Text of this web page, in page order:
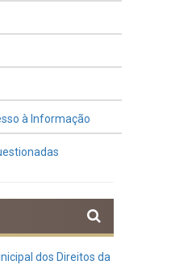
à Informação